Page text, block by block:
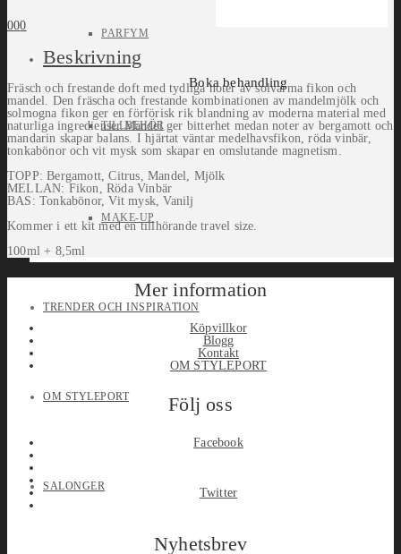
PARFYM
TILLBEHÖR
MAKE-UP
TRENDER OCH INSPIRATION
OM STYLEPORT
SALONGER
Boka behandling
000
Beskrivning
Fräsch och frestande doft med tydliga noter av solvarma fikon och
mandel. Den fräscha och frestande kombinationen av mandelmjölk och
solmogna fikon ger en förförisk rik blandning av moderna material med
naturliga ingredienser.Mandel ger bitterhet medan noter av bergamott och
mandarin skapar balans. I hjärtat väntar medelhavsfikon, röda vinbär,
tonkabönor och vit mysk som skapar en omslutande magnetism.
TOPP: Bergamott, Citrus, Mandel, Mjölk
MELLAN: Fikon, Röda Vinbär
BAS: Tonkabönor, Vit mysk, Vanilj
Kommer i ett kit med en tillhörande travel size.
100ml + 8,5ml
Mer information
Köpvillkor
Blogg
Kontakt
OM STYLEPORT
Följ oss
Facebook
Twitter
Nyhetsbrev